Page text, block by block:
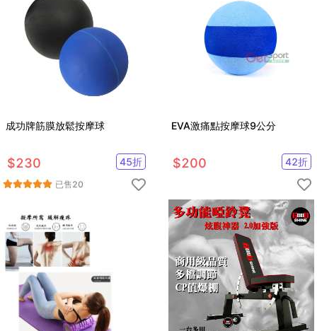
成功牌筋膜放鬆按摩球
$230 45折
已售20
EVA激痛點按摩球9公分
$200 42折